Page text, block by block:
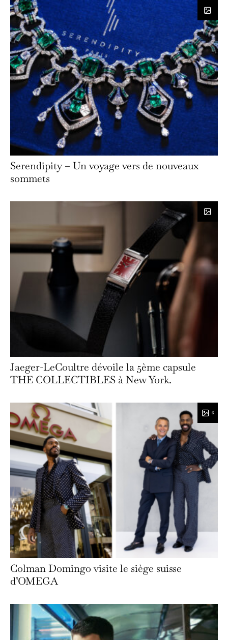
Serendipity – Un voyage vers de nouveaux
sommets
Jaeger-LeCoultre dévoile la 5ème capsule
THE COLLECTIBLES à New York.
6
Colman Domingo visite le siège suisse
d’OMEGA